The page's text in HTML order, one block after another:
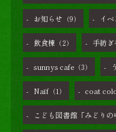
お知らせ （9） イベ
飲食棟 （2） 手紡
sunnys cafe （3）
Naïf（1） coat
こども図書館「みどりの